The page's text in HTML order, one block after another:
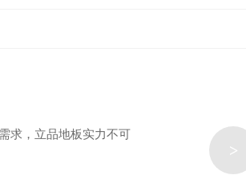
求，立品地板实力不可
>